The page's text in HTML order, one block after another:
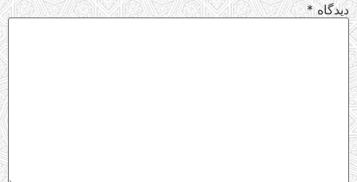
دیدگاه*